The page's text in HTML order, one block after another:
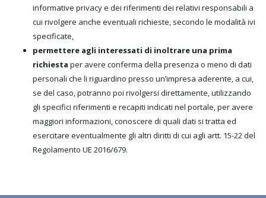
informative privacy e dei riferimenti dei relativi responsabili a
cui rivolgere anche eventuali richieste, secondo le modalità ivi
specificate,
permettere agli interessati di inoltrare una prima
richiesta per avere conferma della presenza o meno di dati
personali che li riguardino presso un’impresa aderente, a cui,
se del caso, potranno poi rivolgersi direttamente, utilizzando
gli specifici riferimenti e recapiti indicati nel portale, per avere
maggiori informazioni, conoscere di quali dati si tratta ed
esercitare eventualmente gli altri diritti di cui agli artt. 15-22 del
Regolamento UE 2016/679.